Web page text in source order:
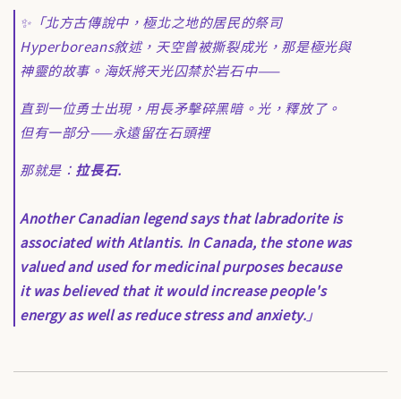
✨「北方古傳說中，極北之地的居民的祭司
Hyperboreans敘述，天空曾被撕裂成光，那是極光與
神靈的故事。海妖將天光囚禁於岩石中——
直到一位勇士出現，用長矛擊碎黑暗。光，釋放了。
但有一部分——永遠留在石頭裡
那就是： 拉長石.
Another Canadian legend says that labradorite is
associated with Atlantis. In Canada, the stone was
valued and used for medicinal purposes because
it was believed that it would increase people's
energy as well as reduce stress and anxiety.」